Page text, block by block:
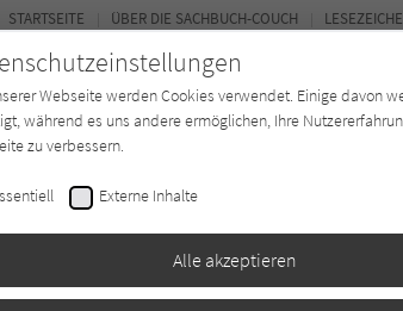
Verlage Magazin
STARTSEITE ÜBER DIE SACHBUCH-COUCH
Webseite werden Cookies verwendet. Einige davon
während es uns andere ermöglichen, Ihre
zu verbessern.
Externe Inhalte
Alle akzeptieren